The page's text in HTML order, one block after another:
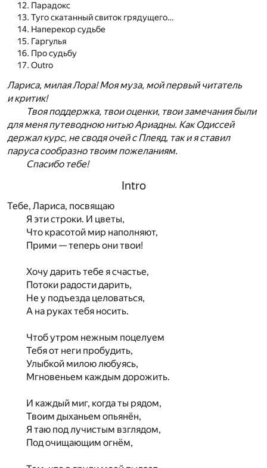
Парадокс
Туго скатанный свиток грядущего…
Наперекор судьбе
Гаргулья
Про судьбу
Outro
Лариса, милая Лора! Моя муза, мой первый читатель
и критик!
Твоя поддержка, твои оценки, твои замечания были
для меня путеводною нитью Ариадны. Как Одиссей
держал курс, не сводя очей с Плеяд, так и я ставил
паруса сообразно твоим пожеланиям.
Спасибо тебе!
Intro
Тебе, Лариса, посвящаю
Я эти строки. И цветы,
Что красотой мир наполняют,
Прими — теперь они твои!
Хочу дарить тебе я счастье,
Потоки радости дарить,
Не у подъезда целоваться,
А на руках тебя носить.
Чтоб утром нежным поцелуем
Тебя от неги пробудить,
Улыбкой милою любуясь,
Мгновеньем каждым дорожить.
И каждый миг, когда ты рядом,
Твоим дыханьем опьянён,
Я таю под лучистым взглядом,
Под очищающим огнём,